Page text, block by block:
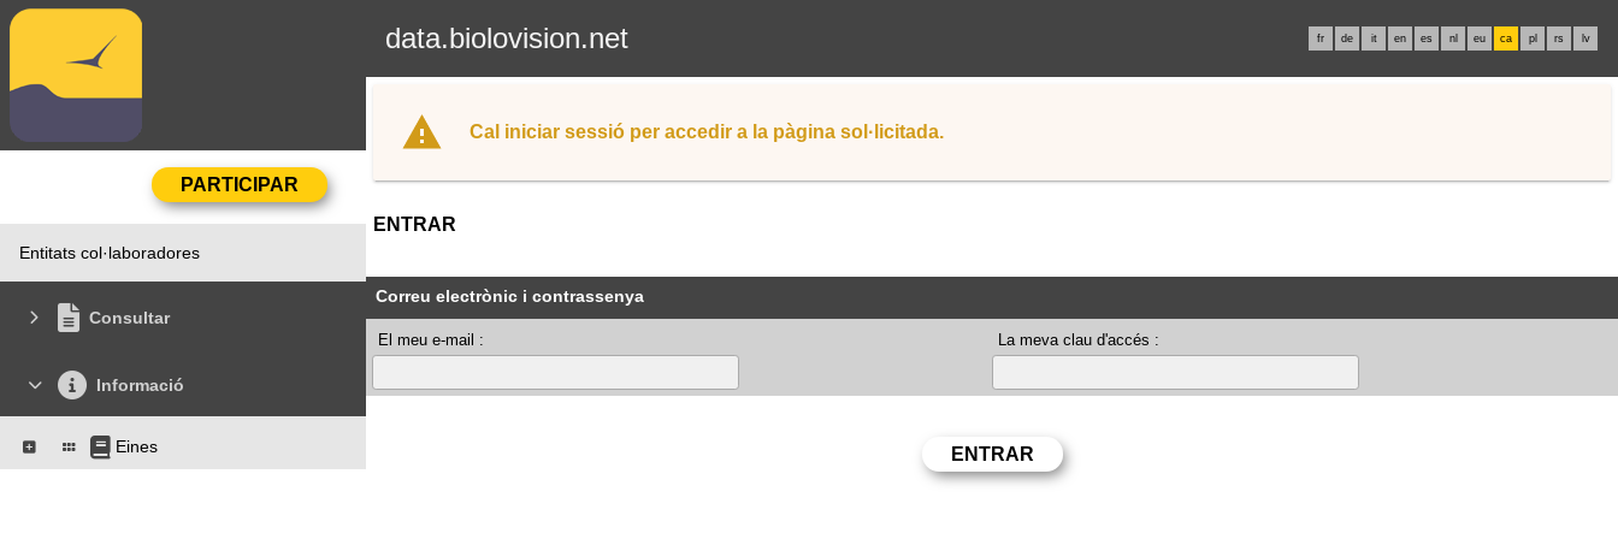
data.biolovision.net fr de it en es nl eu ca pl rs lv
Entitats col·laboradores
Consultar
Informació
Eines
Cal iniciar sessió per accedir a la pàgina sol·licitada.
ENTRAR
Correu electrònic i contrassenya
El meu e-mail : La meva clau d'accés :